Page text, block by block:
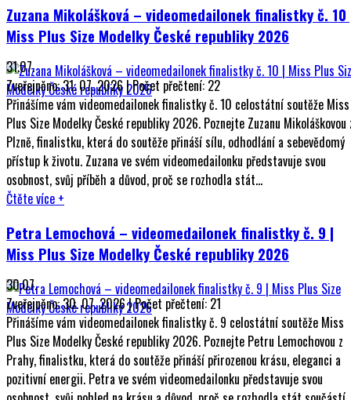
Zuzana Mikolášková – videomedailonek finalistky č. 10
Miss Plus Size Modelky České republiky 2026
31.07.
Zveřejněno: 31. 07. 2026 | Počet přečtení: 22
Přinášíme vám videomedailonek finalistky č. 10 celostátní soutěže Miss
Plus Size Modelky České republiky 2026. Poznejte Zuzanu Mikoláškovou
Plzně, finalistku, která do soutěže přináší sílu, odhodlání a sebevědomý
přístup k životu. Zuzana ve svém videomedailonku představuje svou
osobnost, svůj příběh a důvod, proč se rozhodla stát...
Čtěte více +
Petra Lemochová – videomedailonek finalistky č. 9 |
Miss Plus Size Modelky České republiky 2026
30.07.
Zveřejněno: 30. 07. 2026 | Počet přečtení: 21
Přinášíme vám videomedailonek finalistky č. 9 celostátní soutěže Miss
Plus Size Modelky České republiky 2026. Poznejte Petru Lemochovou z
Prahy, finalistku, která do soutěže přináší přirozenou krásu, eleganci a
pozitivní energii. Petra ve svém videomedailonku představuje svou